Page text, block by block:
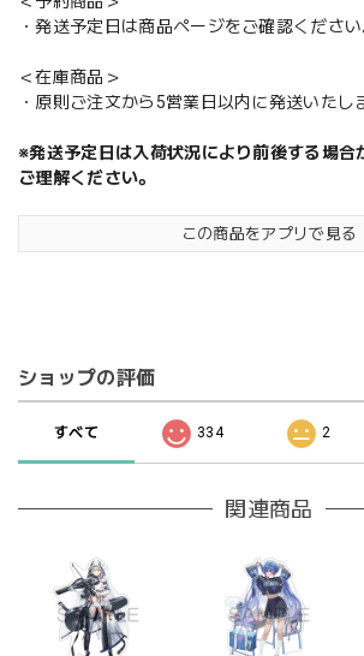
・発送予定日は商品ページをご確認ください
＜在庫商品＞
・原則ご注文から5営業日以内に発送いたし
※発送予定日は入荷状況により前後する場合
ご理解ください。
この商品をアプリで見る
ショップの評価
すべて 334 2
関連商品